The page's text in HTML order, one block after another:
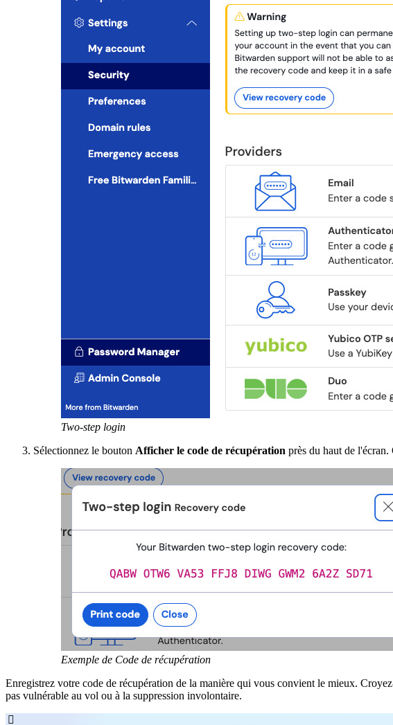
Two-step login
Sélectionnez le bouton Afficher le code de récupération près du haut de
Exemple de Code de récupération
Enregistrez votre code de récupération de la manière qui vous convient le mieux.
pas vulnérable au vol ou à la suppression involontaire.
